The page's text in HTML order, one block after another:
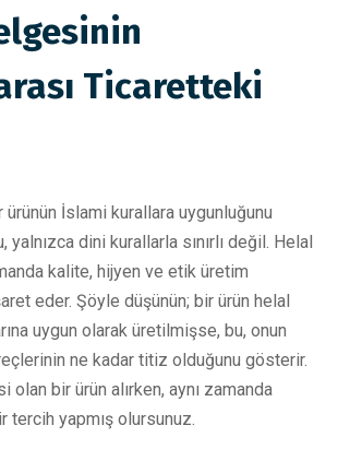
Ticaretteki
İslami kurallara uygunluğunu
yalnızca dini kurallarla sınırlı değil. Helal
kalite, hijyen ve etik üretim
eder. Şöyle düşünün; bir ürün helal
uygun olarak üretilmişse, bu, onun
ne kadar titiz olduğunu gösterir.
olan bir ürün alırken, aynı zamanda
tercih yapmış olursunuz.